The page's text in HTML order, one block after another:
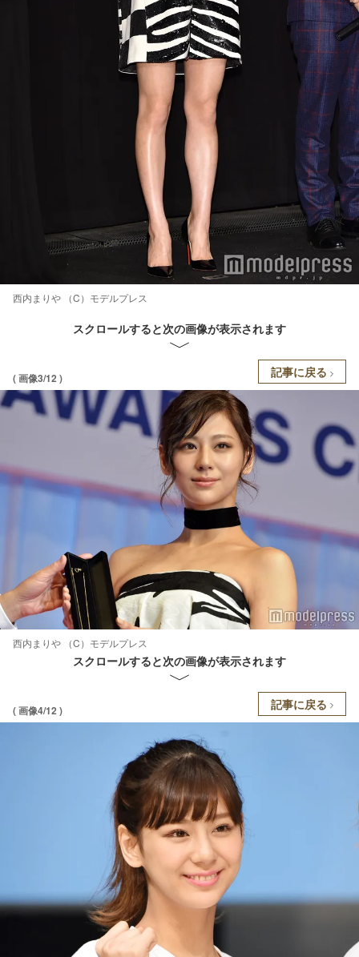
西内まりや （C）モデルプレス
スクロールすると次の画像が表示されます
( 画像3/12 ) 記事に戻る
西内まりや （C）モデルプレス
スクロールすると次の画像が表示されます
( 画像4/12 ) 記事に戻る